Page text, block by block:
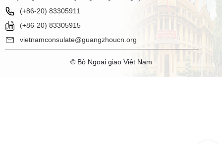
(+86-20) 83305911
(+86-20) 83305915
vietnamconsulate@guangzhoucn.org
© Bộ Ngoại giao Việt Nam